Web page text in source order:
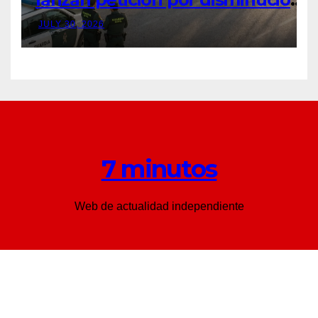
‘inaceptable’ de servicios básicos
– The Leader
JULY 30, 2026
7 minutos
Web de actualidad independiente